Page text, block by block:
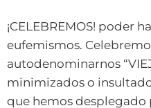
¡CELEBREMOS! poder
eufemismos.
autodenominarnos
minimizados o
que hemos desplegado